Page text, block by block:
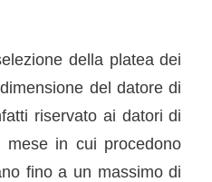
della platea dei
del datore di
riservato ai datori di
in cui procedono
fino a un massimo di